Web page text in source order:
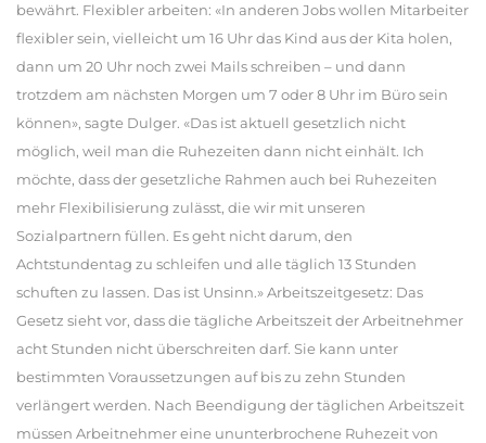
bewährt. Flexibler arbeiten: «In anderen Jobs wollen Mitarbeiter
flexibler sein, vielleicht um 16 Uhr das Kind aus der Kita holen,
dann um 20 Uhr noch zwei Mails schreiben – und dann
trotzdem am nächsten Morgen um 7 oder 8 Uhr im Büro sein
können», sagte Dulger. «Das ist aktuell gesetzlich nicht
möglich, weil man die Ruhezeiten dann nicht einhält. Ich
möchte, dass der gesetzliche Rahmen auch bei Ruhezeiten
mehr Flexibilisierung zulässt, die wir mit unseren
Sozialpartnern füllen. Es geht nicht darum, den
Achtstundentag zu schleifen und alle täglich 13 Stunden
schuften zu lassen. Das ist Unsinn.» Arbeitszeitgesetz: Das
Gesetz sieht vor, dass die tägliche Arbeitszeit der Arbeitnehmer
acht Stunden nicht überschreiten darf. Sie kann unter
bestimmten Voraussetzungen auf bis zu zehn Stunden
verlängert werden. Nach Beendigung der täglichen Arbeitszeit
müssen Arbeitnehmer eine ununterbrochene Ruhezeit von